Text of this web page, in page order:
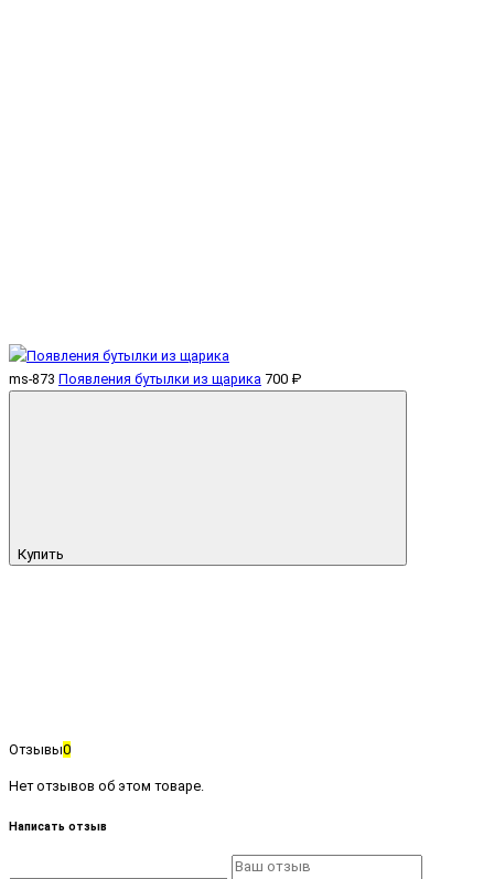
ms-873 Появления бутылки из щарика 700 ₽
Купить
Отзывы0
Нет отзывов об этом товаре.
Написать отзыв